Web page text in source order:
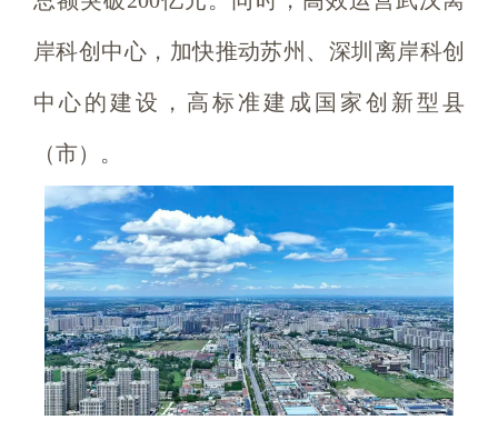
岸科创中心，加快推动苏州、深圳离岸科创
中心的建设，高标准建成国家创新型县
（市）。